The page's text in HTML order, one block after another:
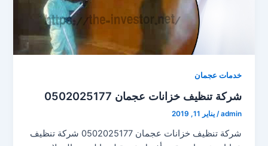
خدمات عجمان
شركة تنظيف خزانات عجمان 0502025177
admin
/يناير 11, 2019
شركة تنظيف خزانات عجمان 0502025177 شركة تنظيف